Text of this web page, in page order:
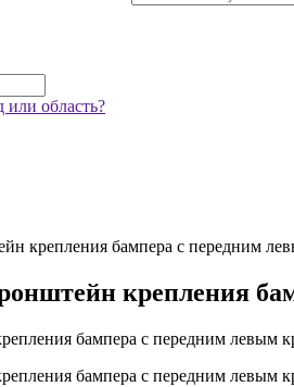
область?
крепления бампера с передним
крепления